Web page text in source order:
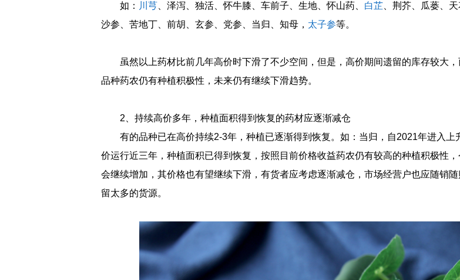
如： 川芎 、泽泻、独活、怀牛膝、车前子、生地、怀山药、 白芷 、荆芥、瓜蒌、天
沙参、苦地丁、前胡、玄参、党参、当归、知母， 太子参等。
虽然以上药材比前几年高价时下滑了不少空间，但是，高价期间遗留的库存较大
品种药农仍有种植积极性，未来仍有继续下滑趋势。
2、持续高价多年，种植面积得到恢复的药材应逐渐减仓
有的品种已在高价持续2-3年，种植已逐渐得到恢复。如：当归，自2021年进入上
价运行近三年，种植面积已得到恢复，按照目前价格收益药农仍有较高的种植积极性
会继续增加，其价格也有望继续下滑，有货者应考虑逐渐减仓，市场经营户也应随销
留太多的货源。